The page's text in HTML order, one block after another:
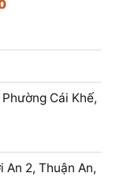
Cái Khế,
An 2, Thuận An,